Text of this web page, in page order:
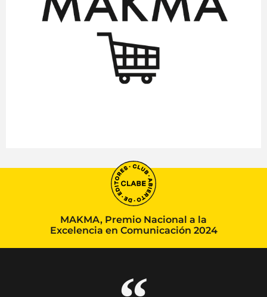
MAKMA, Premio Nacional a la
Excelencia en Comunicación 2024